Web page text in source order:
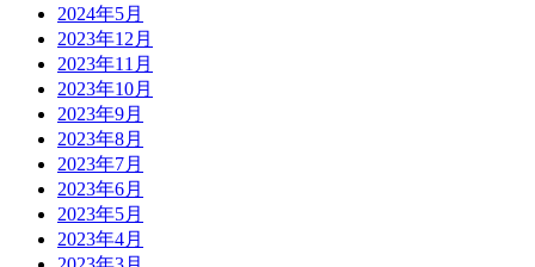
2024年5月
2023年12月
2023年11月
2023年10月
2023年9月
2023年8月
2023年7月
2023年6月
2023年5月
2023年4月